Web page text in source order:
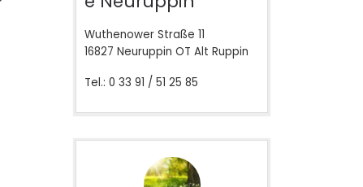
Wuthenower Straße 11
16827 Neuruppin OT Alt Ruppin
Tel.: 0 33 91 / 51 25 85